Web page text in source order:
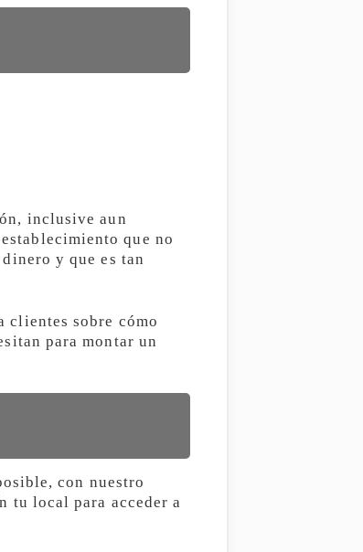
inclusive aun
que no
y que es tan
clientes sobre cómo
para montar un
con nuestro
tu local para acceder a